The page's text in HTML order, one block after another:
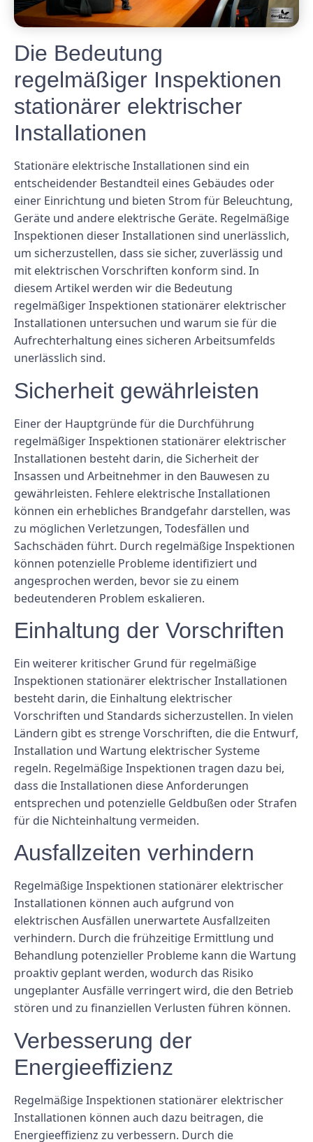
Die Bedeutung
regelmäßiger Inspektionen
stationärer elektrischer
Installationen
Stationäre elektrische Installationen sind ein
entscheidender Bestandteil eines Gebäudes oder
einer Einrichtung und bieten Strom für Beleuchtung,
Geräte und andere elektrische Geräte. Regelmäßige
Inspektionen dieser Installationen sind unerlässlich,
um sicherzustellen, dass sie sicher, zuverlässig und
mit elektrischen Vorschriften konform sind. In
diesem Artikel werden wir die Bedeutung
regelmäßiger Inspektionen stationärer elektrischer
Installationen untersuchen und warum sie für die
Aufrechterhaltung eines sicheren Arbeitsumfelds
unerlässlich sind.
Sicherheit gewährleisten
Einer der Hauptgründe für die Durchführung
regelmäßiger Inspektionen stationärer elektrischer
Installationen besteht darin, die Sicherheit der
Insassen und Arbeitnehmer in den Bauwesen zu
gewährleisten. Fehlere elektrische Installationen
können ein erhebliches Brandgefahr darstellen, was
zu möglichen Verletzungen, Todesfällen und
Sachschäden führt. Durch regelmäßige Inspektionen
können potenzielle Probleme identifiziert und
angesprochen werden, bevor sie zu einem
bedeutenderen Problem eskalieren.
Einhaltung der Vorschriften
Ein weiterer kritischer Grund für regelmäßige
Inspektionen stationärer elektrischer Installationen
besteht darin, die Einhaltung elektrischer
Vorschriften und Standards sicherzustellen. In vielen
Ländern gibt es strenge Vorschriften, die die Entwurf,
Installation und Wartung elektrischer Systeme
regeln. Regelmäßige Inspektionen tragen dazu bei,
dass die Installationen diese Anforderungen
entsprechen und potenzielle Geldbußen oder Strafen
für die Nichteinhaltung vermeiden.
Ausfallzeiten verhindern
Regelmäßige Inspektionen stationärer elektrischer
Installationen können auch aufgrund von
elektrischen Ausfällen unerwartete Ausfallzeiten
verhindern. Durch die frühzeitige Ermittlung und
Behandlung potenzieller Probleme kann die Wartung
proaktiv geplant werden, wodurch das Risiko
ungeplanter Ausfälle verringert wird, die den Betrieb
stören und zu finanziellen Verlusten führen können.
Verbesserung der
Energieeffizienz
Regelmäßige Inspektionen stationärer elektrischer
Installationen können auch dazu beitragen, die
Energieeffizienz zu verbessern. Durch die